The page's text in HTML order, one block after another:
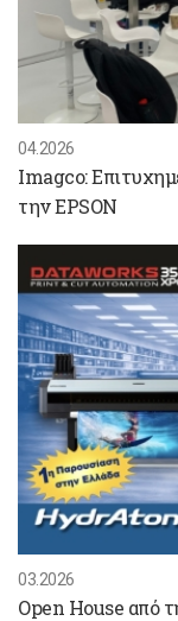
04.2026
Imagco:
την EPSON
03.2026
Open House από